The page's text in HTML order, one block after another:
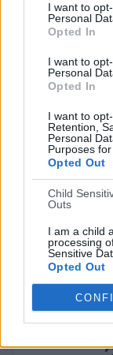
I want to
Personal
Opted In
I want to
Personal
Opted In
I want to
Retention,
Personal
Purposes
Opted Out
Child
Outs
I am a child
processing
Sensitive
Opted Out
Segunda B
Amistoso
Fútbol
Nº